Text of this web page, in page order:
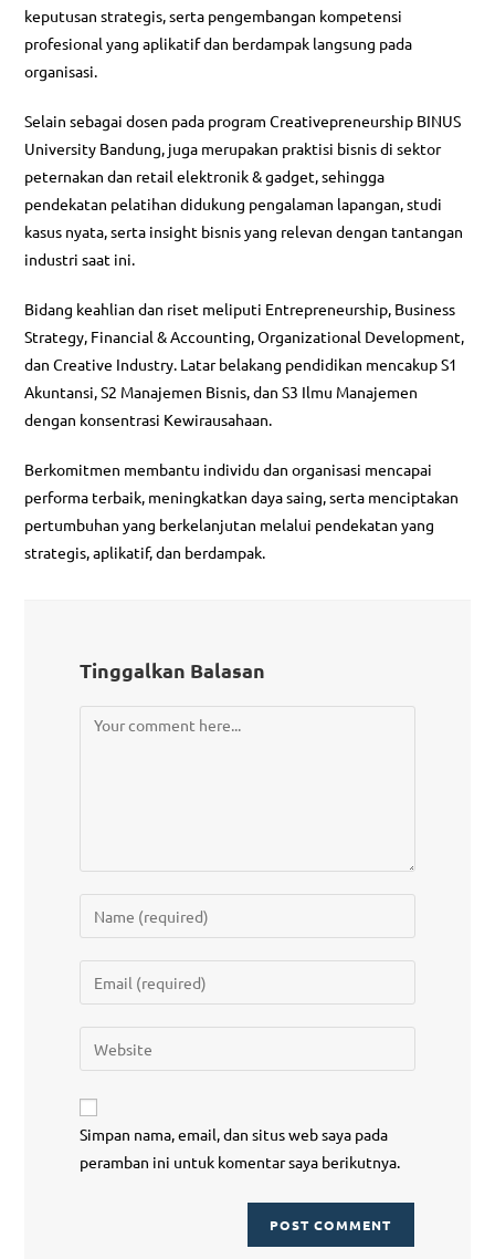
keputusan strategis, serta pengembangan kompetensi
profesional yang aplikatif dan berdampak langsung pada
organisasi.
Selain sebagai dosen pada program Creativepreneurship BINUS
University Bandung, juga merupakan praktisi bisnis di sektor
peternakan dan retail elektronik & gadget, sehingga
pendekatan pelatihan didukung pengalaman lapangan, studi
kasus nyata, serta insight bisnis yang relevan dengan tantangan
industri saat ini.
Bidang keahlian dan riset meliputi Entrepreneurship, Business
Strategy, Financial & Accounting, Organizational Development,
dan Creative Industry. Latar belakang pendidikan mencakup S1
Akuntansi, S2 Manajemen Bisnis, dan S3 Ilmu Manajemen
dengan konsentrasi Kewirausahaan.
Berkomitmen membantu individu dan organisasi mencapai
performa terbaik, meningkatkan daya saing, serta menciptakan
pertumbuhan yang berkelanjutan melalui pendekatan yang
strategis, aplikatif, dan berdampak.
Tinggalkan Balasan
Simpan nama, email, dan situs web saya pada
peramban ini untuk komentar saya berikutnya.